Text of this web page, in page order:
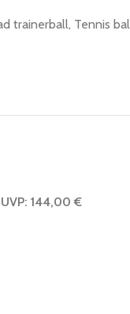
trainerball, Tennis
UVP: 144,00 €